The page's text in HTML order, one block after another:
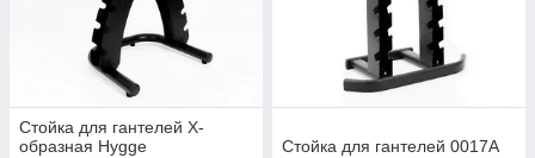
Стойка для гантелей Х-
образная Hygge
Стойка для гантелей 0017A